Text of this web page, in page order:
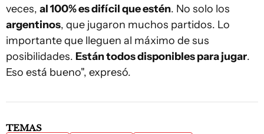
veces, al 100% es difícil que estén. No solo los
argentinos, que jugaron muchos partidos. Lo
importante que lleguen al máximo de sus
posibilidades. Están todos disponibles para jugar.
Eso está bueno", expresó.
TEMAS